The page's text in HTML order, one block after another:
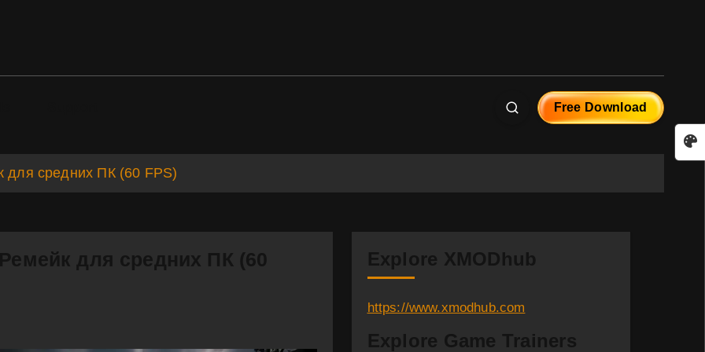
Free Download
для средних ПК (60 FPS)
для средних ПК (60
Explore XMODhub
https://www.xmodhub.com
Explore Game Trainers